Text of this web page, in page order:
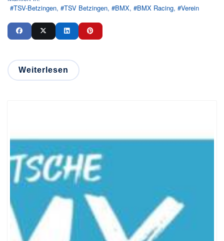
TSV-Betzingen
TSV Betzingen BMX BMX Racing Verein
Weiterlesen